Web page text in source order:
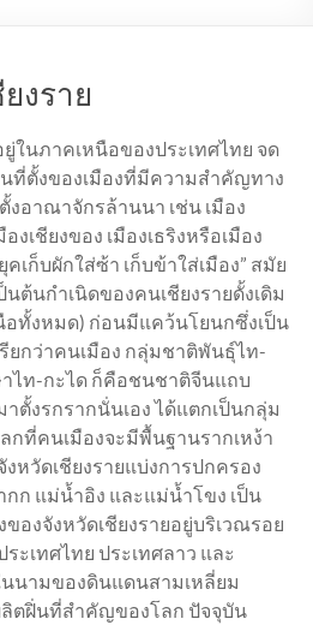
งราย
ในภาคเหนือของประเทศไทย จด
นที่ตั้งของเมืองที่มีความสำคัญทาง
อาณาจักรล้านนา เช่น เมือง
องเชียงของ เมืองเธริงหรือเมือง
คเก็บผักใส่ซ้า เก็บข้าใส่เมือง” สมัย
ต้นกำเนิดของคนเชียงรายดั้งเดิม
อทั้งหมด) ก่อนมีแคว้นโยนกซึ่งเป็น
ยกว่าคนเมือง กลุ่มชาติพันธุ์ไท-
ไท-กะได ก็คือชนชาติจีนแถบ
งรกรากนั่นเอง ได้แตกเป็นกลุ่ม
กที่คนเมืองจะมีพื้นฐานรากเหง้า
หวัดเชียงรายแบ่งการปกครอง
กก แม่น้ำอิง และแม่น้ำโขง เป็น
องจังหวัดเชียงรายอยู่บริเวณรอย
ะเทศไทย ประเทศลาว และ
นามของดินแดนสามเหลี่ยม
ตฝิ่นที่สำคัญของโลก ปัจจุบัน